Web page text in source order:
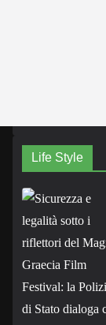
Life Style